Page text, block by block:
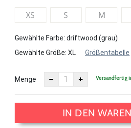
XS S M
Gewählte Farbe: driftwood (grau)
Gewählte Größe: XL Größentabelle
Menge Versandfertig
IN DEN